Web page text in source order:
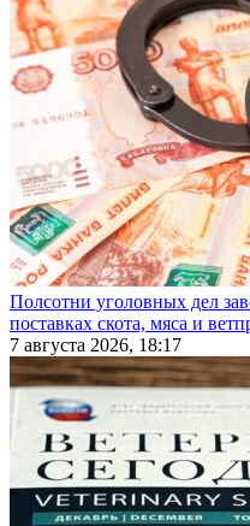
Полсотни уголовных дел
поставках скота, мяса и
7 августа 2026, 18:17